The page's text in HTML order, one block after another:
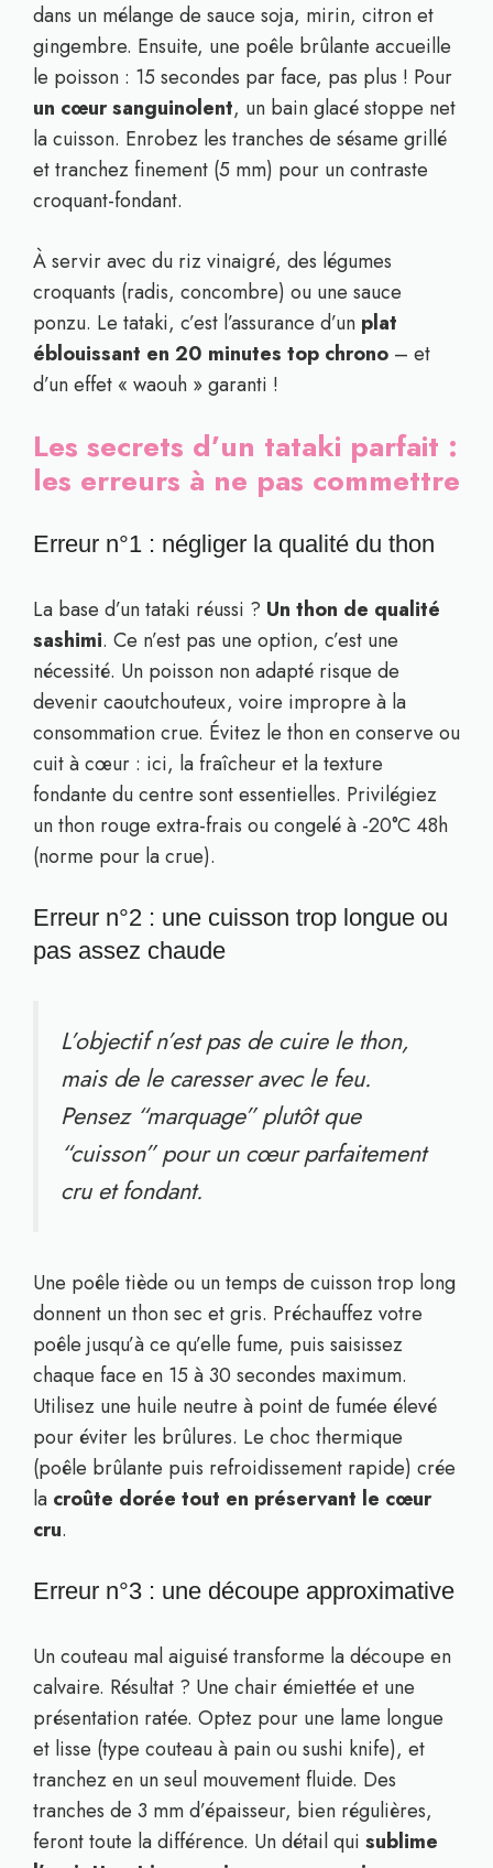
dans un mélange de sauce soja, mirin, citron et
gingembre. Ensuite, une poêle brûlante accueille
le poisson : 15 secondes par face, pas plus ! Pour
un cœur sanguinolent, un bain glacé stoppe net
la cuisson. Enrobez les tranches de sésame grillé
et tranchez finement (5 mm) pour un contraste
croquant-fondant.
À servir avec du riz vinaigré, des légumes
croquants (radis, concombre) ou une sauce
ponzu. Le tataki, c’est l’assurance d’un plat
éblouissant en 20 minutes top chrono – et
d’un effet « waouh » garanti !
Les secrets d’un tataki parfait :
les erreurs à ne pas commettre
Erreur n°1 : négliger la qualité du thon
La base d’un tataki réussi ? Un thon de qualité
sashimi. Ce n’est pas une option, c’est une
nécessité. Un poisson non adapté risque de
devenir caoutchouteux, voire impropre à la
consommation crue. Évitez le thon en conserve ou
cuit à cœur : ici, la fraîcheur et la texture
fondante du centre sont essentielles. Privilégiez
un thon rouge extra-frais ou congelé à -20°C 48h
(norme pour la crue).
Erreur n°2 : une cuisson trop longue ou
pas assez chaude
L’objectif n’est pas de cuire le thon,
mais de le caresser avec le feu.
Pensez “marquage” plutôt que
“cuisson” pour un cœur parfaitement
cru et fondant.
Une poêle tiède ou un temps de cuisson trop long
donnent un thon sec et gris. Préchauffez votre
poêle jusqu’à ce qu’elle fume, puis saisissez
chaque face en 15 à 30 secondes maximum.
Utilisez une huile neutre à point de fumée élevé
pour éviter les brûlures. Le choc thermique
(poêle brûlante puis refroidissement rapide) crée
la croûte dorée tout en préservant le cœur
cru.
Erreur n°3 : une découpe approximative
Un couteau mal aiguisé transforme la découpe en
calvaire. Résultat ? Une chair émiettée et une
présentation ratée. Optez pour une lame longue
et lisse (type couteau à pain ou sushi knife), et
tranchez en un seul mouvement fluide. Des
tranches de 3 mm d’épaisseur, bien régulières,
feront toute la différence. Un détail qui sublime